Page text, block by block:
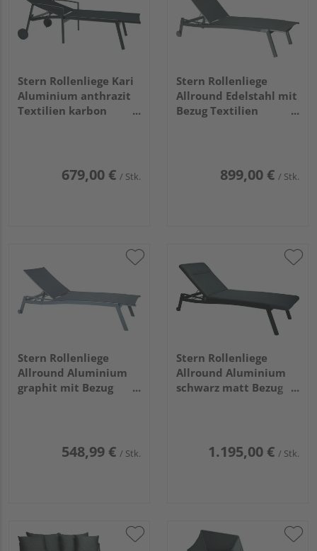
Stern Rollenliege Kari
Aluminium anthrazit
Textilien karbon
679,00 € / Stk.
Stern Rollenliege
Allround Edelstahl mit
Bezug Textilien
899,00 € / Stk.
Stern Rollenliege
Allround Aluminium
graphit mit Bezug
548,99 € / Stk.
Stern Rollenliege
Allround Aluminium
schwarz matt Bezug
1.195,00 € / Stk.